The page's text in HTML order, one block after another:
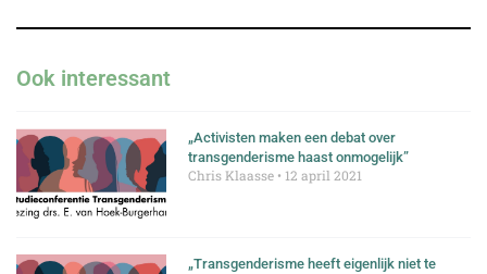
Ook interessant
„Activisten maken een debat over
transgenderisme haast onmogelijk”
Chris Klaasse 12 april 2021
„Transgenderisme heeft eigenlijk niet te